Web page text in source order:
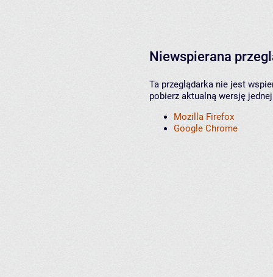
Niewspierana
Ta przeglądarka nie jest
pobierz aktualną wersję
Mozilla Firefox
Google Chrome